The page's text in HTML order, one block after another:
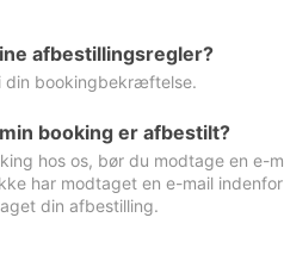
afbestillingsregler?
din bookingbekræftelse.
booking er afbestilt?
hos os, bør du modtage en
har modtaget en e-mail
din afbestilling.